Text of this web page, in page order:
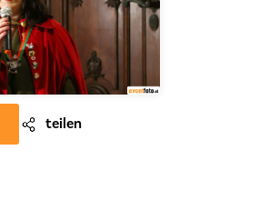
teilen